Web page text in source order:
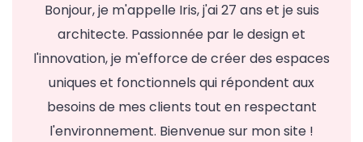
Bonjour, je m'appelle Iris, j'ai 27 ans et je suis
architecte. Passionnée par le design et
l'innovation, je m'efforce de créer des espaces
uniques et fonctionnels qui répondent aux
besoins de mes clients tout en respectant
l'environnement. Bienvenue sur mon site !